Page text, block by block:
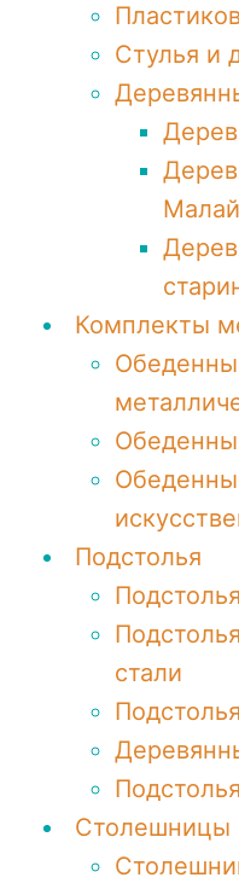
Стулья и
Комплекты
Подстолья
стали
Столешницы